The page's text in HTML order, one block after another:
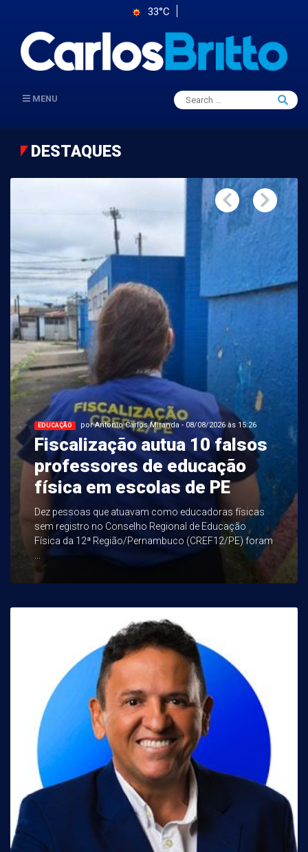
33°C
MENU
Search
for:
Search
DESTAQUES
EDUCAÇÃO por Antonio Carlos Miranda - 08/08/2026 às 15:26
Fiscalização autua 10 falsos
professores de educação
física em escolas de PE
Dez pessoas que atuavam como educadoras físicas
sem registro no Conselho Regional de Educação
Física da 12ª Região/Pernambuco (CREF12/PE) foram